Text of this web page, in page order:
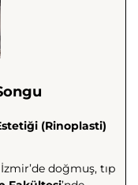
(Rinoplasti)
doğmuş, tıp